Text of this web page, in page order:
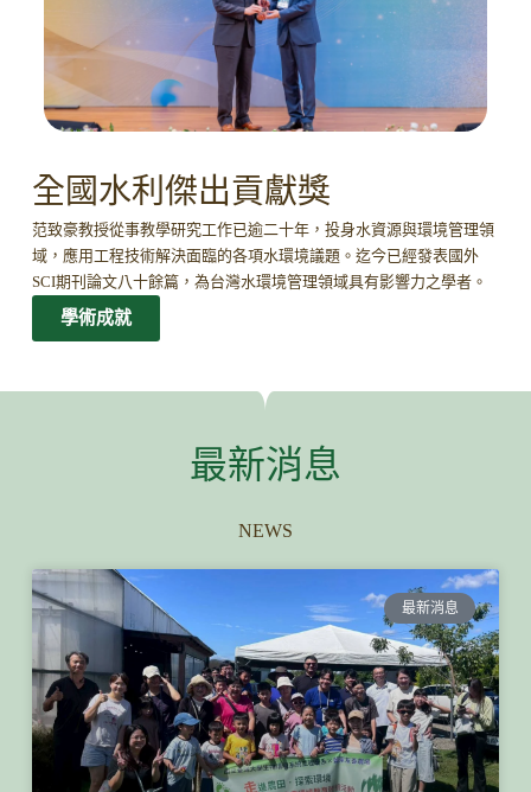
全國水利傑出貢獻獎
范致豪教授從事教學研究工作已逾二十年，投身水資源與環境管理領
域，應用工程技術解決面臨的各項水環境議題。迄今已經發表國外
SCI期刊論文八十餘篇，為台灣水環境管理領域具有影響力之學者。
學術成就
最新消息
NEWS
最新消息